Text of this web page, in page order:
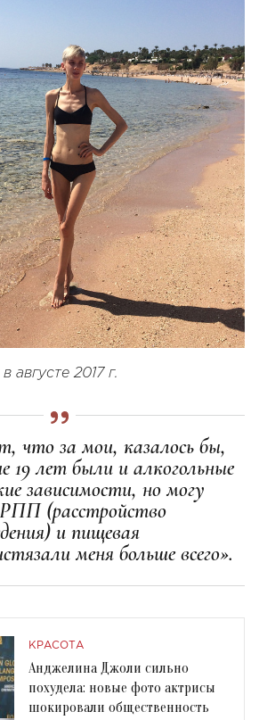
августе 2017 г.
что за мои, казалось бы,
19 лет были и алкогольные
зависимости, но могу
(расстройство
и пищевая
меня больше всего».
КРАСОТА
Анджелина Джоли сильно
похудела: новые фото актрисы
шокировали общественность